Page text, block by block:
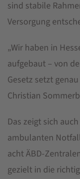
sind stabile
Versorgung
„Wir haben in
aufgebaut – von
Gesetz setzt
Christian
Das zeigt sich
ambulanten
acht ÄBD-
gezielt in die